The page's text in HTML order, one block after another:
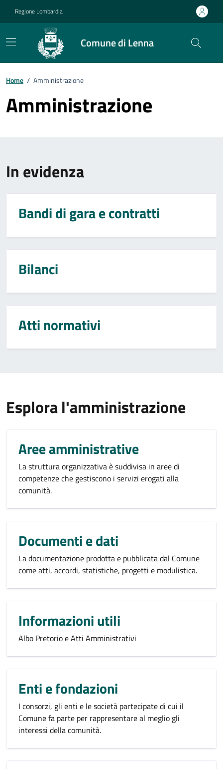
Regione Lombardia
Comune di Lenna
Home / Amministrazione
Amministrazione
In evidenza
Bandi di gara e contratti
Bilanci
Atti normativi
Esplora l'amministrazione
Aree amministrative
La struttura organizzativa è suddivisa in aree di
competenze che gestiscono i servizi erogati alla
comunità.
Documenti e dati
La documentazione prodotta e pubblicata dal Comune
come atti, accordi, statistiche, progetti e modulistica.
Informazioni utili
Albo Pretorio e Atti Amministrativi
Enti e fondazioni
I consorzi, gli enti e le società partecipate di cui il
Comune fa parte per rappresentare al meglio gli
interessi della comunità.